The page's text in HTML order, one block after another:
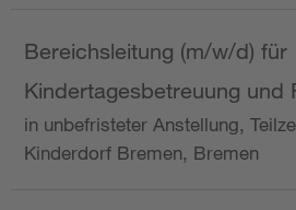
Bereichsleitung (m/w/d) für
Kindertagesbetreuung und
in unbefristeter Anstellung,
Kinderdorf Bremen, Bremen